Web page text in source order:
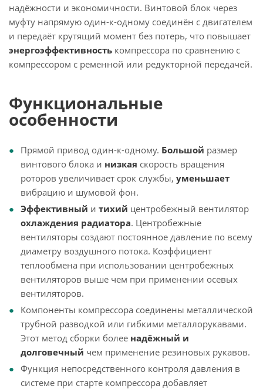
надёжности и экономичности. Винтовой блок через
муфту напрямую один-к-одному соединён с двигателем
и передаёт крутящий момент без потерь, что повышает
энергоэффективность компрессора по сравнению с
компрессором с ременной или редукторной передачей.
Функциональные
особенности
Прямой привод один-к-одному. Большой размер
винтового блока и низкая скорость вращения
роторов увеличивает срок службы, уменьшает
вибрацию и шумовой фон.
Эффективный и тихий центробежный вентилятор
охлаждения радиатора. Центробежные
вентиляторы создают постоянное давление по всему
диаметру воздушного потока. Коэффициент
теплообмена при использовании центробежных
вентиляторов выше чем при применении осевых
вентиляторов.
Компоненты компрессора соединены металлической
трубной разводкой или гибкими металлорукавами.
Этот метод сборки более надёжный и
долговечный чем применение резиновых рукавов.
Функция непосредственного контроля давления в
системе при старте компрессора добавляет